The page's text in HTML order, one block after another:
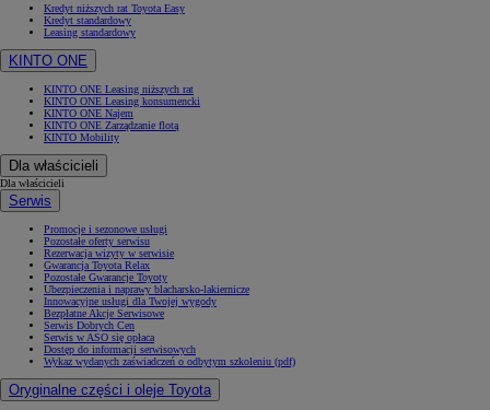
Kredyt niższych rat Toyota Easy
Kredyt standardowy
Leasing standardowy
KINTO ONE
KINTO ONE Leasing niższych rat
KINTO ONE Leasing konsumencki
KINTO ONE Najem
KINTO ONE Zarządzanie flotą
KINTO Mobility
Dla właścicieli
Dla właścicieli
Serwis
Promocje i sezonowe usługi
Pozostałe oferty serwisu
Rezerwacja wizyty w serwisie
Gwarancja Toyota Relax
Pozostałe Gwarancje Toyoty
Ubezpieczenia i naprawy blacharsko-lakiernicze
Innowacyjne usługi dla Twojej wygody
Bezpłatne Akcje Serwisowe
Serwis Dobrych Cen
Serwis w ASO się opłaca
Dostęp do informacji serwisowych
Wykaz wydanych zaświadczeń o odbytym szkoleniu (pdf)
Oryginalne części i oleje Toyota